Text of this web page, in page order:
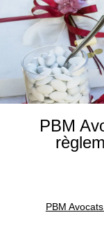
PBM
PBM